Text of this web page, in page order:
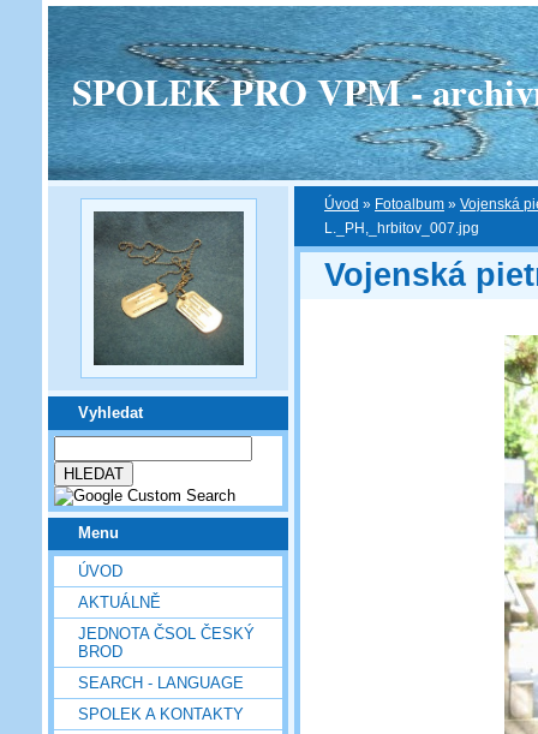
SPOLEK PRO VPM -
Vyhledat
Menu
ÚVOD
AKTUÁLNĚ
JEDNOTA ČSOL ČESKÝ
BROD
SEARCH - LANGUAGE
SPOLEK A KONTAKTY
Úvod » Fotoalbum » Vojenská
L._PH,_hrbitov_007.jpg
Vojenská